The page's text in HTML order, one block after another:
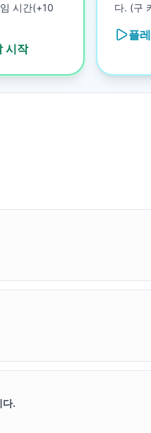
시간(+10
시작
다. (구
플
다.